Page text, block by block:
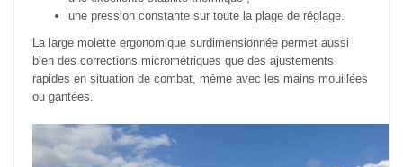
une pression constante sur toute la plage de réglage.
La large molette ergonomique surdimensionnée permet aussi
bien des corrections micrométriques que des ajustements
rapides en situation de combat, même avec les mains mouillées
ou gantées.